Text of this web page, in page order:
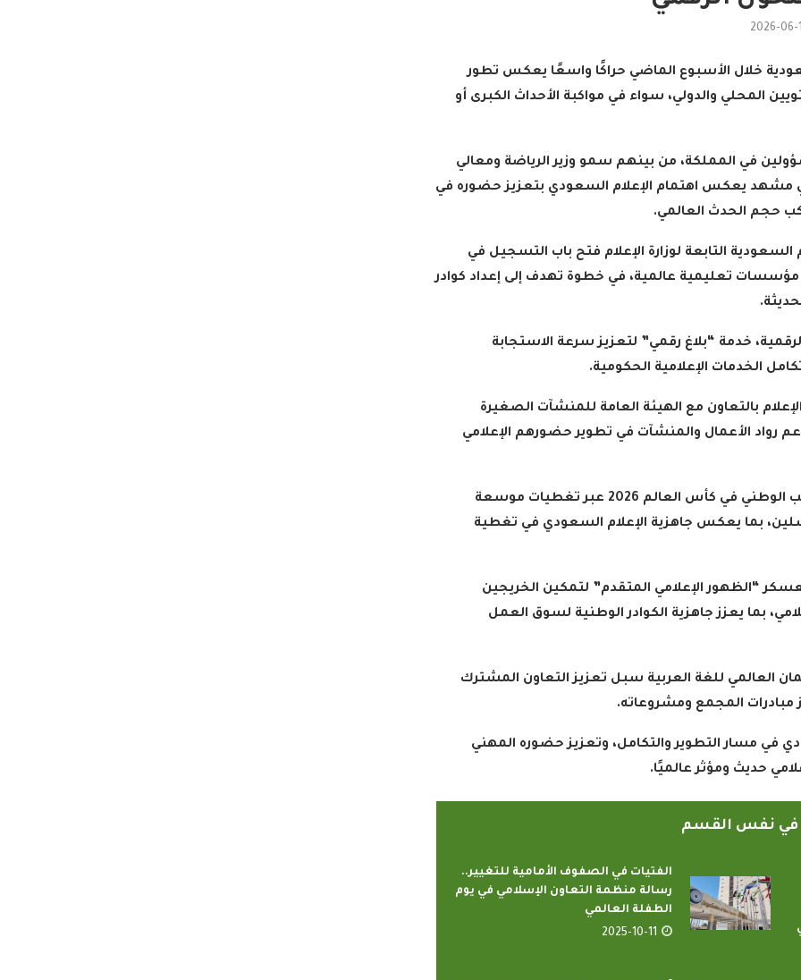
2026-06-
خلال الأسبوع الماضي حراكًا واسعًا يعكس تطور
المحلي والدولي، سواء في مواكبة الأحداث الكبرى أو
في المملكة، من بينهم سمو وزير الرياضة ومعالي
المباراة الافتتاحية لكأس العالم 2026، في مشهد يعكس اهتمام الإعلام السعودي بتعزيز حضوره في
حجم الحدث العالمي.
التابعة لوزارة الإعلام فتح باب التسجيل في
مؤسسات تعليمية عالمية، في خطوة تهدف إلى إعداد كوادر
.
خدمة “بلاغ رقمي” لتعزيز سرعة الاستجابة
الخدمات الإعلامية الحكومية.
بالتعاون مع الهيئة العامة للمنشآت الصغيرة
رواد الأعمال والمنشآت في تطوير حضورهم الإعلامي
كما واكبت منظومة الإعلام السعودي مشاركة المنتخب الوطني في كأس العالم 2026 عبر تغطيات موسعة
بما يعكس جاهزية الإعلام السعودي في تغطية
“الظهور الإعلامي المتقدم” لتمكين الخريجين
بما يعزز جاهزية الكوادر الوطنية لسوق العمل
العالمي للغة العربية سبل تعزيز التعاون المشترك
مبادرات المجمع ومشروعاته.
في مسار التطوير والتكامل، وتعزيز حضوره المهني
حديث ومؤثر عالميًا.
في نفس القسم
الفتيات في الصفوف الأمامية للتغيير..
رسالة منظمة التعاون الإسلامي في يوم
الطفلة العالمي
2025-10-11